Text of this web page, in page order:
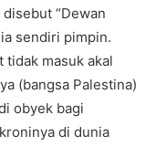
“Dewan
sendiri pimpin.
tidak masuk akal
(bangsa Palestina)
obyek bagi
di dunia